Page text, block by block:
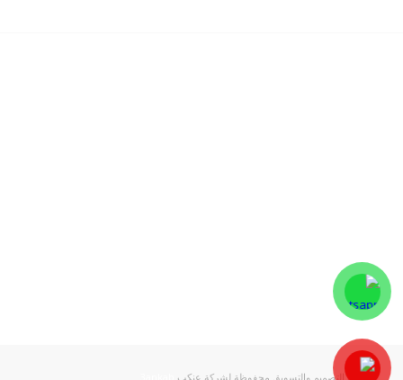
حقوق التصميم والتسويق محفوظة لشركة عنكب